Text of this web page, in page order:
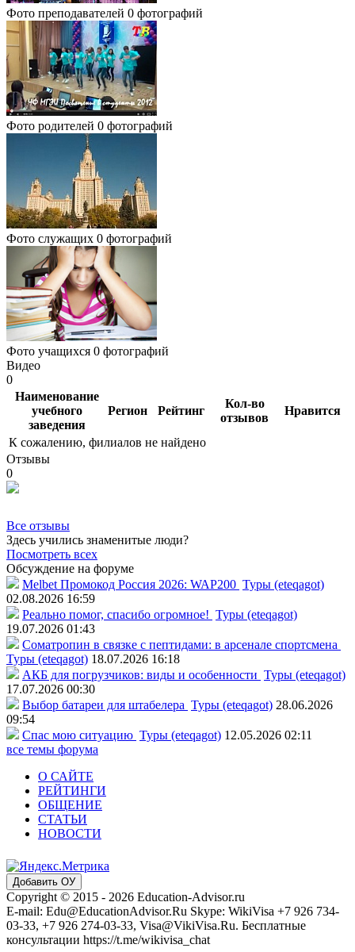
Фото преподавателей 0 фотографий
Фото родителей 0 фотографий
Фото служащих 0 фотографий
Фото учащихся 0 фотографий
Видео
0
Наименование
учебного
заведения
Регион Рейтинг
Кол-во
отзывов
Нравится
К сожалению, филиалов не найдено
Отзывы
0
Все отзывы
Здесь учились знаменитые люди?
Посмотреть всех
Обсуждение на форуме
Melbet Промокод Россия 2026: WAP200 Туры (eteqagot)
02.08.2026 16:59
Реально помог, спасибо огромное! Туры (eteqagot)
19.07.2026 01:43
Соматропин в связке с пептидами: в арсенале спортсмена
Туры (eteqagot) 18.07.2026 16:18
АКБ для погрузчиков: виды и особенности Туры (eteqagot)
17.07.2026 00:30
Выбор батареи для штабелера Туры (eteqagot) 28.06.2026
09:54
Спас мою ситуацию Туры (eteqagot) 12.05.2026 02:11
все темы форума
О САЙТЕ
РЕЙТИНГИ
ОБЩЕНИЕ
СТАТЬИ
НОВОСТИ
Добавить ОУ
Copyright © 2015 - 2026 Education-Advisor.ru
E-mail: Edu@EducationAdvisor.Ru Skype: WikiVisa +7 926 734-
03-33, +7 926 274-03-33, Visa@VikiVisa.Ru. Бесплатные
консультации https://t.me/wikivisa_chat